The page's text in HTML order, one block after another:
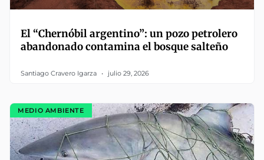
El “Chernóbil argentino”: un pozo petrolero
abandonado contamina el bosque salteño
Santiago Cravero Igarza julio 29, 2026
MEDIO AMBIENTE